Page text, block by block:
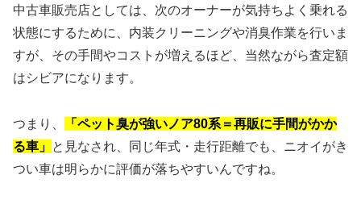
中古車販売店としては、次のオーナーが気持ちよく乗れる
状態にするために、内装クリーニングや消臭作業を行いま
すが、その手間やコストが増えるほど、当然ながら査定額
はシビアになります。
つまり、
「ペット臭が強いノア80系＝再販に手間がかか
る車」 と見なされ、同じ年式・走行距離でも、ニオイがき
つい車は明らかに評価が落ちやすいんですね。